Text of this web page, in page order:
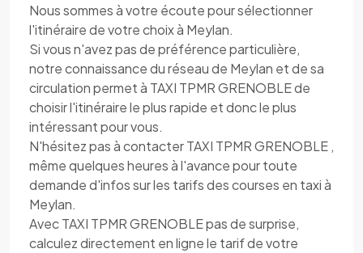
Nous sommes à votre écoute pour sélectionner
l'itinéraire de votre choix à Meylan.
Si vous n'avez pas de préférence particulière,
notre connaissance du réseau de Meylan et de sa
circulation permet à TAXI TPMR GRENOBLE de
choisir l'itinéraire le plus rapide et donc le plus
intéressant pour vous.
N'hésitez pas à contacter TAXI TPMR GRENOBLE ,
même quelques heures à l'avance pour toute
demande d'infos sur les tarifs des courses en taxi à
Meylan.
Avec TAXI TPMR GRENOBLE pas de surprise,
calculez directement en ligne le tarif de votre